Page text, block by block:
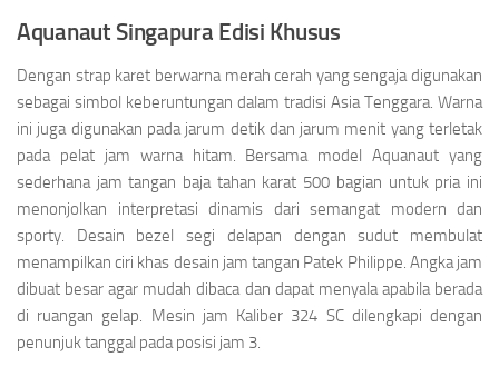
Aquanaut Singapura Edisi Khusus
Dengan strap karet berwarna merah cerah yang sengaja digunakan
sebagai simbol keberuntungan dalam tradisi Asia Tenggara. Warna
ini juga digunakan pada jarum detik dan jarum menit yang terletak
pada pelat jam warna hitam. Bersama model Aquanaut yang
sederhana jam tangan baja tahan karat 500 bagian untuk pria ini
menonjolkan interpretasi dinamis dari semangat modern dan
sporty. Desain bezel segi delapan dengan sudut membulat
menampilkan ciri khas desain jam tangan Patek Philippe. Angka jam
dibuat besar agar mudah dibaca dan dapat menyala apabila berada
di ruangan gelap. Mesin jam Kaliber 324 SC dilengkapi dengan
penunjuk tanggal pada posisi jam 3.